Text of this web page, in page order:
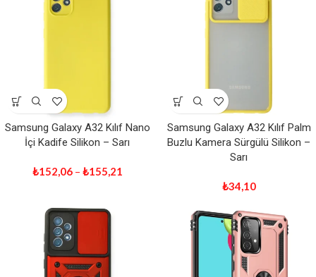
Samsung Galaxy A32 Kılıf Nano
İçi Kadife Silikon – Sarı
₺152,06 – ₺155,21
Samsung Galaxy A32 Kılıf Palm
Buzlu Kamera Sürgülü Silikon –
Sarı
₺34,10